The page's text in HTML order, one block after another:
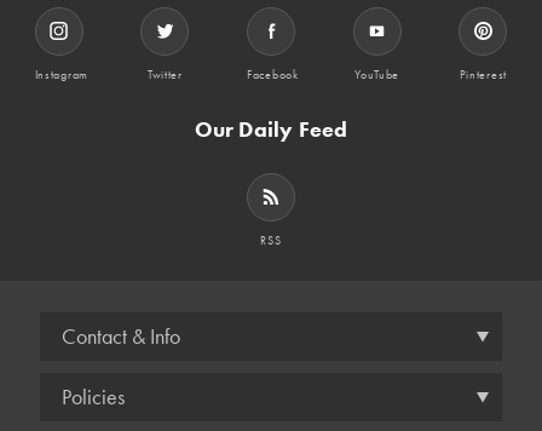
Instagram Twitter Facebook YouTube Pinterest
Our Daily Feed
RSS
Contact & Info
Policies